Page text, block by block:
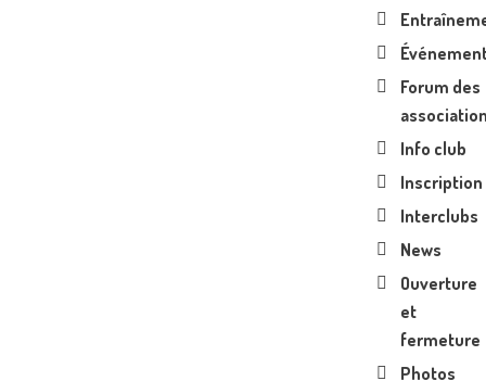
Forum des
Info club
Inscription
Interclubs
News
Ouverture
et
fermeture
Photos